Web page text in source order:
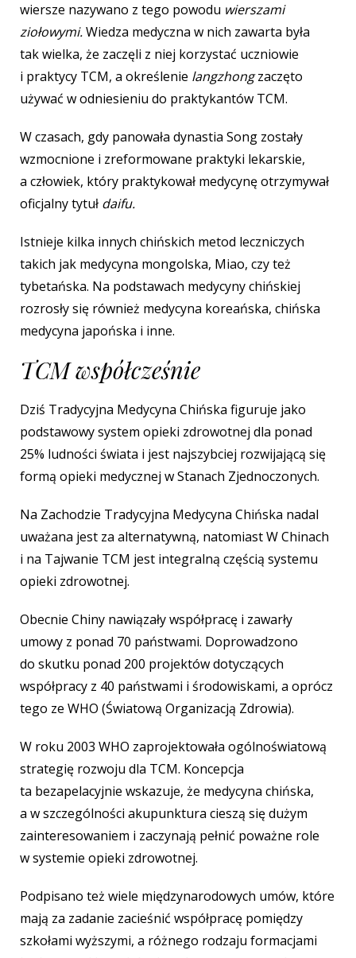
wiersze nazywano z tego powodu wierszami
ziołowymi.Wiedza medyczna w nich zawarta była
tak wielka, że zaczęli z niej korzystać uczniowie
i praktycy TCM, a określenie langzhongzaczęto
używać w odniesieniu do praktykantów TCM.
W czasach, gdy panowała dynastia Song zostały
wzmocnione i zreformowane praktyki lekarskie,
a człowiek, który praktykował medycynę otrzymywał
oficjalny tytuł daifu.
Istnieje kilka innych chińskich metod leczniczych
takich jak medycyna mongolska, Miao, czy też
tybetańska. Na podstawach medycyny chińskiej
rozrosły się również medycyna koreańska, chińska
medycyna japońska i inne.
TCM współcześnie
Dziś Tradycyjna Medycyna Chińska figuruje jako
podstawowy system opieki zdrowotnej dla ponad
25% ludności świata i jest najszybciej rozwijającą się
formą opieki medycznej w Stanach Zjednoczonych.
Na Zachodzie Tradycyjna Medycyna Chińska nadal
uważana jest za alternatywną, natomiast W Chinach
i na Tajwanie TCM jest integralną częścią systemu
opieki zdrowotnej.
Obecnie Chiny nawiązały współpracę i zawarły
umowy z ponad 70 państwami. Doprowadzono
do skutku ponad 200 projektów dotyczących
współpracy z 40 państwami i środowiskami, a oprócz
tego ze WHO (Światową Organizacją Zdrowia).
W roku 2003 WHO zaprojektowała ogólnoświatową
strategię rozwoju dla TCM. Koncepcja
ta bezapelacyjnie wskazuje, że medycyna chińska,
a w szczególności akupunktura cieszą się dużym
zainteresowaniem i zaczynają pełnić poważne role
w systemie opieki zdrowotnej.
Podpisano też wiele międzynarodowych umów, które
mają za zadanie zacieśnić współpracę pomiędzy
szkołami wyższymi, a różnego rodzaju formacjami